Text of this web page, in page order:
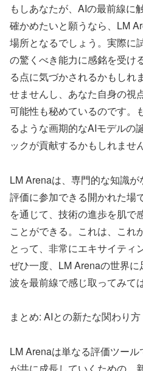
もしあなたが、AIの最前線に
確かめたいと願うなら、LM
場所となるでしょう。実際に
の驚くべき能力に感銘を受け
る点に気づかされるかもしれ
せませんし、あなた自身の視
可能性も秘めているのです。
るような画期的なAIモデルの
ックが貢献するかもしれません
LM Arenaは、専門的な知識
評価に参加できる開かれた場
を通じて、技術の進歩を肌で
ことができる。これは、これ
とって、非常にエキサイティ
ぜひ一度、LM Arenaの世界
波を最前線で感じ取ってみて
まとめ: AIとの新たな関わり方
LM Arenaは単なる評価ツー